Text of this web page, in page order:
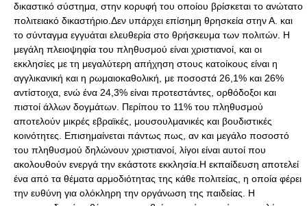
δικαστικό σύστημα, στην κορυφή του οποίου βρίσκεται το ανώτατο
πολιτειακό δικαστήριο.Δεν υπάρχει επίσημη θρησκεία στην Α. και
το σύνταγμα εγγυάται ελευθερία στο θρήσκευμα των πολιτών. Η
μεγάλη πλειοψηφία του πληθυσμού είναι χριστιανοί, και οι
εκκλησίες με τη μεγαλύτερη απήχηση στους κατοίκους είναι η
αγγλικανική και η ρωμαιοκαθολική, με ποσοστά 26,1% και 26%
αντίστοιχα, ενώ ένα 24,3% είναι προτεστάντες, ορθόδοξοι και
πιστοί άλλων δογμάτων. Περίπου το 11% του πληθυσμού
αποτελούν μικρές εβραϊκές, μουσουλμανικές και βουδιστικές
κοινότητες. Επισημαίνεται πάντως πως, αν και μεγάλο ποσοστό
του πληθυσμού δηλώνουν χριστιανοί, λίγοι είναι αυτοί που
ακολουθούν ενεργά την εκάστοτε εκκλησία.Η εκπαίδευση αποτελεί
ένα από τα θέματα αρμοδιότητας της κάθε πολιτείας, η οποία φέρει
την ευθύνη για ολόκληρη την οργάνωση της παιδείας. Η